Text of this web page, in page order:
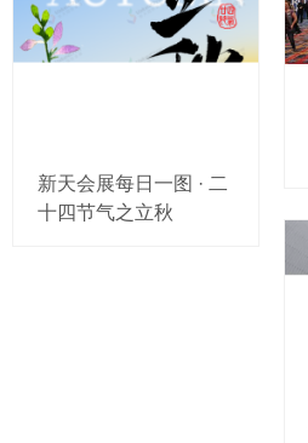
新天会展每日一图 · 二
十四节气之立秋